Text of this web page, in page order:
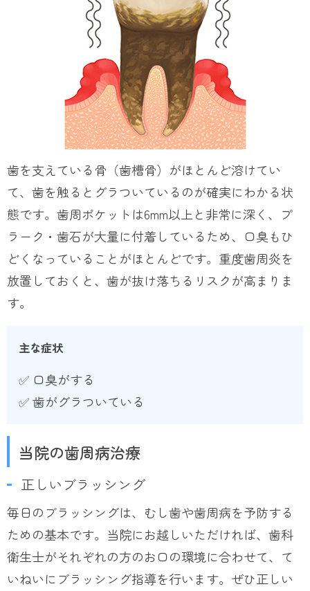
歯を支えている骨（歯槽骨）がほとんど溶けてい
て、歯を触るとグラついているのが確実にわかる状
態です。歯周ポケットは6mm以上と非常に深く、プ
ラーク・歯石が大量に付着しているため、口臭もひ
どくなっていることがほとんどです。重度歯周炎を
放置しておくと、歯が抜け落ちるリスクが高まりま
す。
主な症状
✅ 口臭がする
✅ 歯がグラついている
当院の歯周病治療
正しいブラッシング
毎日のブラッシングは、むし歯や歯周病を予防する
ための基本です。当院にお越しいただければ、歯科
衛生士がそれぞれの方のお口の環境に合わせて、て
いねいにブラッシング指導を行います。ぜひ正しい